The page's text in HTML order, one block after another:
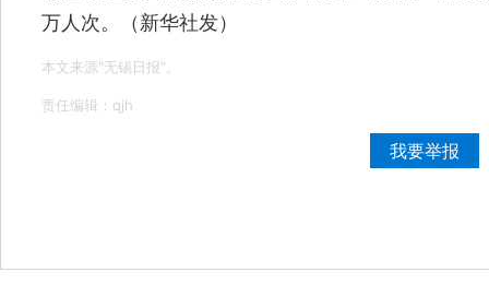
万人次。（新华社发）
本文来源"无锡日报"。
责任编辑：qjh
我要举报